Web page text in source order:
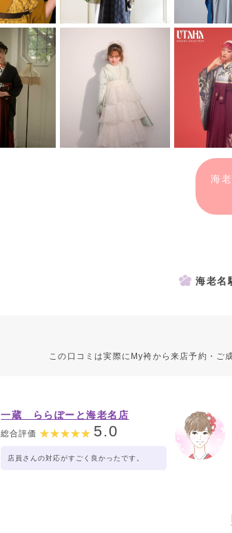
海
海老名
この口コミは実際にMy袴から来店予約・ご
一蔵 ららぽーと海老名店
総合評価 5.0
店員さんの対応がすごく良かったです。